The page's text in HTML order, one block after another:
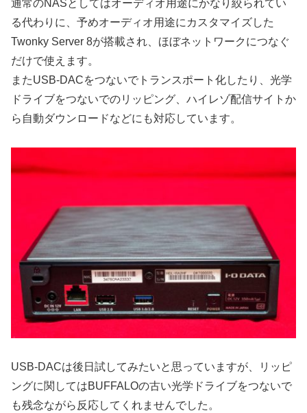
通常のNASとしてはオーディオ用途にかなり絞られてい
る代わりに、予めオーディオ用途にカスタマイズした
Twonky Server 8が搭載され、ほぼネットワークにつなぐ
だけで使えます。
またUSB-DACをつないでトランスポート化したり、光学
ドライブをつないでのリッピング、ハイレゾ配信サイトか
ら自動ダウンロードなどにも対応しています。
USB-DACは後日試してみたいと思っていますが、リッピ
ングに関してはBUFFALOの古い光学ドライブをつないで
も残念ながら反応してくれませんでした。